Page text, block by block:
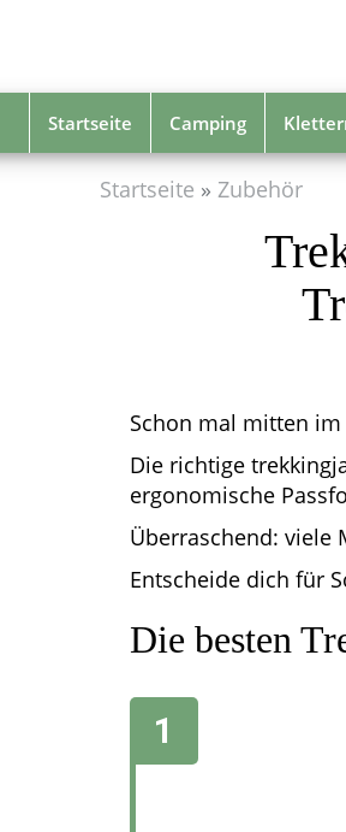
Startseite Camping
Startseite Zubehör
Schon mal mitten
Die richtige
ergonomische
Überraschend: viele
Entscheide dich für
Die besten